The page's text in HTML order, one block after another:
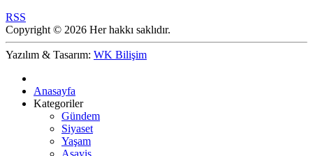
RSS
Copyright © 2026 Her hakkı saklıdır.
Yazılım & Tasarım: WK Bilişim
Anasayfa
Kategoriler
Gündem
Siyaset
Yaşam
Asayiş